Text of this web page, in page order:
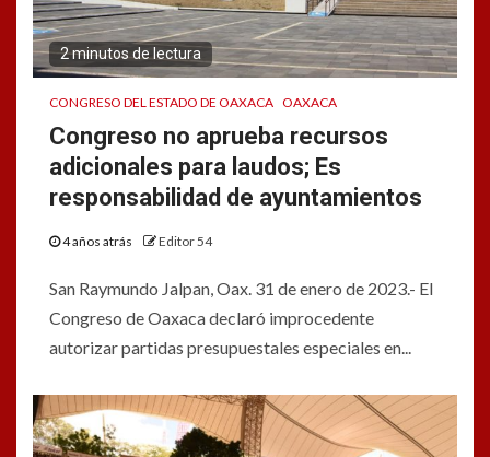
2 minutos de lectura
CONGRESO DEL ESTADO DE OAXACA OAXACA
Congreso no aprueba recursos
adicionales para laudos; Es
responsabilidad de ayuntamientos
4 años atrás Editor 54
San Raymundo Jalpan, Oax. 31 de enero de 2023.- El
Congreso de Oaxaca declaró improcedente
autorizar partidas presupuestales especiales en...